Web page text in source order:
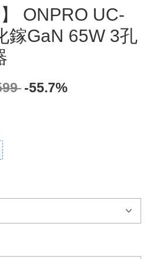
ONPRO UC-
鎵GaN 65W 3孔
-55.7%